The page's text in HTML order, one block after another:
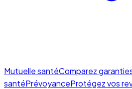
Mutuelle santéComparez
santéPrévoyanceProtégez vos